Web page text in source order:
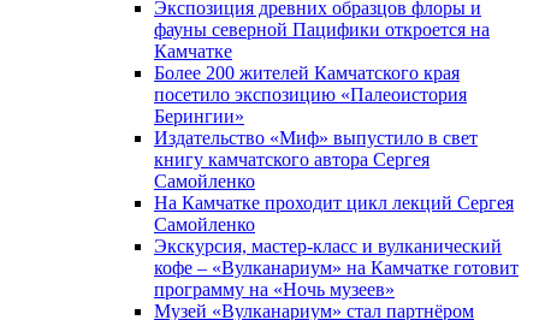
Экспозиция древних образцов флоры и
фауны северной Пацифики откроется на
Камчатке
Более 200 жителей Камчатского края
посетило экспозицию «Палеоистория
Берингии»
Издательство «Миф» выпустило в свет
книгу камчатского автора Сергея
Самойленко
На Камчатке проходит цикл лекций Сергея
Самойленко
Экскурсия, мастер-класс и вулканический
кофе – «Вулканариум» на Камчатке готовит
программу на «Ночь музеев»
Музей «Вулканариум» стал партнёром